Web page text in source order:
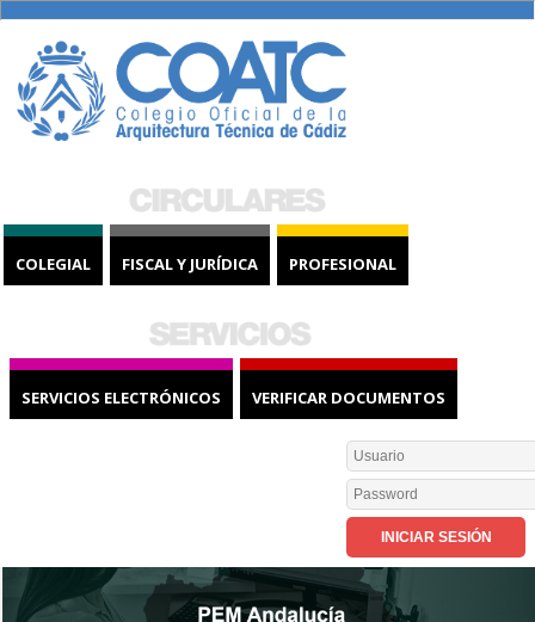
COLEGIAL FISCAL Y JURÍDICA PROFESIONAL
SERVICIOS ELECTRÓNICOS VERIFICAR DOCUMENTOS